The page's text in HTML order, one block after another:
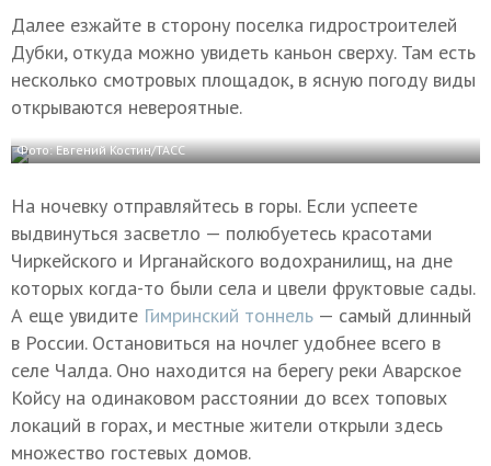
Далее езжайте в сторону поселка гидростроителей
Дубки, откуда можно увидеть каньон сверху. Там есть
несколько смотровых площадок, в ясную погоду виды
открываются невероятные.
Фото: Евгений Костин/ТАСС
На ночевку отправляйтесь в горы. Если успеете
выдвинуться засветло — полюбуетесь красотами
Чиркейского и Ирганайского водохранилищ, на дне
которых когда-то были села и цвели фруктовые сады.
А еще увидите Гимринский тоннель — самый длинный
в России. Остановиться на ночлег удобнее всего в
селе Чалда. Оно находится на берегу реки Аварское
Койсу на одинаковом расстоянии до всех топовых
локаций в горах, и местные жители открыли здесь
множество гостевых домов.